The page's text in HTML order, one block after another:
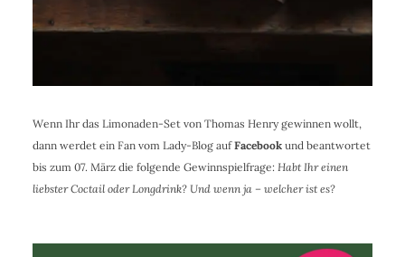
Wenn Ihr das Limonaden-Set von Thomas Henry gewinnen wollt,
dann werdet ein Fan vom Lady-Blog aufFacebookund beantwortet
bis zum 07. März die folgende Gewinnspielfrage: Habt Ihr einen
liebster Coctail oder Longdrink? Und wenn ja – welcher ist es?